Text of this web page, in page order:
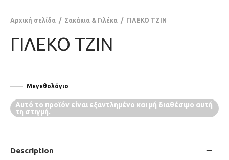
Αρχική σελίδα / Σακάκια & Γιλέκα / ΓΙΛΕΚΟ ΤΖΙΝ
ΓΙΛΕΚΟ ΤΖΙΝ
Μεγεθολόγιο
Αυτό το προϊόν είναι εξαντλημένο και μή διαθέσιμο αυτή
τη στιγμή.
Description